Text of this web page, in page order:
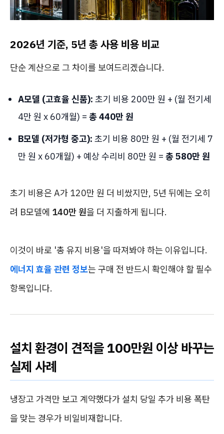
2026년 기준, 5년 총 사용 비용 비교
단순 계산으로 그 차이를 보여드리겠습니다.
A모델 (고효율 신품): 초기 비용 200만 원 + (월 전기세
4만 원 x 60개월) = 총 440만 원
B모델 (저가형 중고): 초기 비용 80만 원 + (월 전기세 7
만 원 x 60개월) + 예상 수리비 80만 원 = 총 580만 원
초기 비용은 A가 120만 원 더 비쌌지만, 5년 뒤에는 오히
려 B모델에 140만 원을 더 지출하게 됩니다.
이것이 바로 '총 유지 비용'을 따져봐야 하는 이유입니다.
에너지 효율 관련 정보는 구매 전 반드시 확인해야 할 필수
항목입니다.
설치 환경이 견적을 100만원 이상 바꾸는
실제 사례
냉장고 가격만 보고 계약했다가 설치 당일 추가 비용 폭탄
을 맞는 경우가 비일비재합니다.